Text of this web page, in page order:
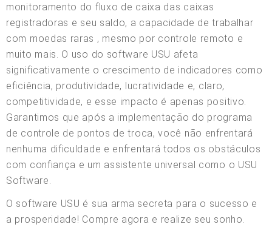
monitoramento do fluxo de caixa das caixas
registradoras e seu saldo, a capacidade de trabalhar
com moedas raras , mesmo por controle remoto e
muito mais. O uso do software USU afeta
significativamente o crescimento de indicadores como
eficiência, produtividade, lucratividade e, claro,
competitividade, e esse impacto é apenas positivo.
Garantimos que após a implementação do programa
de controle de pontos de troca, você não enfrentará
nenhuma dificuldade e enfrentará todos os obstáculos
com confiança e um assistente universal como o USU
Software.
O software USU é sua arma secreta para o sucesso e
a prosperidade! Compre agora e realize seu sonho.